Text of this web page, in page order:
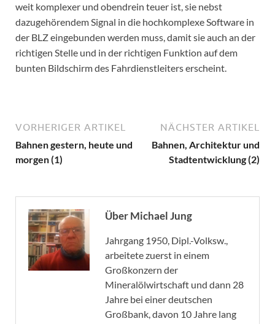
weit komplexer und obendrein teuer ist, sie nebst
dazugehörendem Signal in die hochkomplexe Software in
der BLZ eingebunden werden muss, damit sie auch an der
richtigen Stelle und in der richtigen Funktion auf dem
bunten Bildschirm des Fahrdienstleiters erscheint.
VORHERIGER ARTIKEL
Bahnen gestern, heute und
morgen (1)
NÄCHSTER ARTIKEL
Bahnen, Architektur und
Stadtentwicklung (2)
Über Michael Jung
Jahrgang 1950, Dipl.-Volksw.,
arbeitete zuerst in einem
Großkonzern der
Mineralölwirtschaft und dann 28
Jahre bei einer deutschen
Großbank, davon 10 Jahre lang